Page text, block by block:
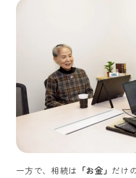
一方で、相続は 「お金」 だけ